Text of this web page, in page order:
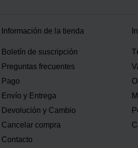
Información de la tienda
Boletín de suscripción
Preguntas frecuentes
Pago
Envío y Entrega
Devolución y Cambio
Cancelar compra
Contacto